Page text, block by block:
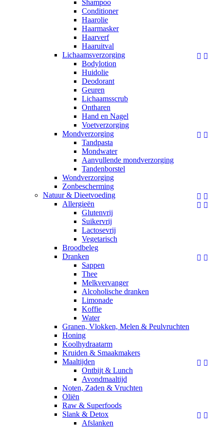
Shampoo
Conditioner
Haarolie
Haarmasker
Haarverf
Haaruitval
 
Lichaamsverzorging
Bodylotion
Huidolie
Deodorant
Geuren
Lichaamsscrub
Ontharen
Hand en Nagel
Voetverzorging
 
Mondverzorging
Tandpasta
Mondwater
Aanvullende mondverzorging
Tandenborstel
Wondverzorging
Zonbescherming
 
Natuur & Dieetvoeding
 
Allergieën
Glutenvrij
Suikervrij
Lactosevrij
Vegetarisch
Broodbeleg
 
Dranken
Sappen
Thee
Melkvervanger
Alcoholische dranken
Limonade
Koffie
Water
Granen, Vlokken, Melen & Peulvruchten
Honing
Koolhydraatarm
Kruiden & Smaakmakers
 
Maaltijden
Ontbijt & Lunch
Avondmaaltijd
Noten, Zaden & Vruchten
Oliën
Raw & Superfoods
 
Slank & Detox
Afslanken